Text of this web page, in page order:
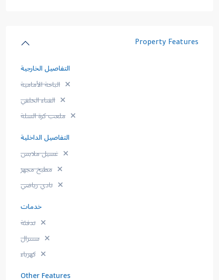
Property Features
التفاصيل الخارجية
الباحة الأمامية
الفناء الخلفي
ملعب كرة السلة
التفاصيل الداخلية
غسيل ملابس
مطبخ مجهز
نادي رياضي
خدمات
تدفئة
سنترال
كهرباء
Other Features